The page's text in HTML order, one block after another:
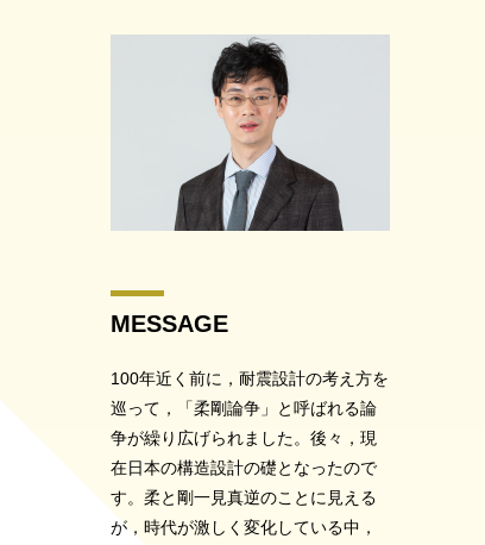
MESSAGE
100年近く前に，耐震設計の考え方を
巡って，「柔剛論争」と呼ばれる論
争が繰り広げられました。後々，現
在日本の構造設計の礎となったので
す。柔と剛一見真逆のことに見える
が，時代が激しく変化している中，